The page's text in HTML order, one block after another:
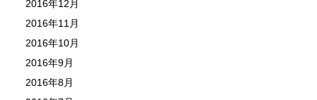
2016年12月
2016年11月
2016年10月
2016年9月
2016年8月